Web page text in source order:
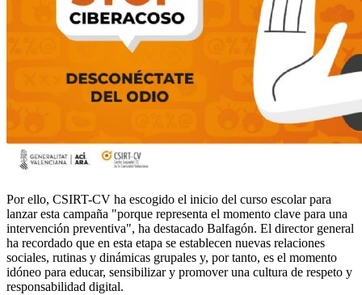
Por ello, CSIRT-CV ha escogido el inicio del curso escolar para
lanzar esta campaña "porque representa el momento clave para una
intervención preventiva", ha destacado Balfagón. El director general
ha recordado que en esta etapa se establecen nuevas relaciones
sociales, rutinas y dinámicas grupales y, por tanto, es el momento
idóneo para educar, sensibilizar y promover una cultura de respeto y
responsabilidad digital.